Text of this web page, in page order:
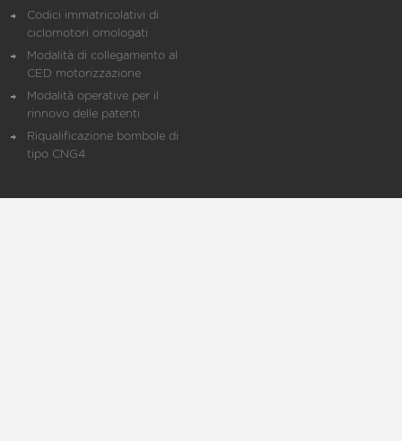
Codici immatricolativi di
ciclomotori omologati
Modalità di collegamento al
CED motorizzazione
Modalità operative per il
rinnovo delle patenti
Riqualificazione bombole di
tipo CNG4